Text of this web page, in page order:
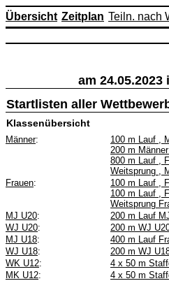
Übersicht Zeitplan Teiln. nach
am
Startlisten aller
Klassenübersicht
Männer: 100 m Lauf ,
200 m
800 m Lauf ,
Weitsprung ,
Frauen:
100 m Lauf ,
100 m Lauf ,
Weitsprung
MJ U20:
200 m Lauf
WJ U20: 200 m WJ
MJ U18:
400 m Lauf
WJ U18: 200 m WJ
WK U12: 4 x 50 m
MK U12: 4 x 50 m